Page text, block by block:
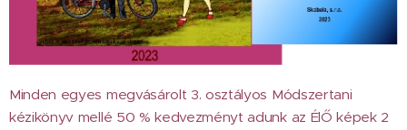
Minden egyes megvásárolt 3. osztályos Módszertani
kézikönyv mellé 50 % kedvezményt adunk az ÉlŐ képek 2